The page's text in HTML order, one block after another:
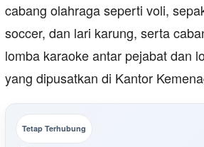
cabang olahraga seperti voli,
soccer, dan lari karung, serta
lomba karaoke antar pejabat dan
yang dipusatkan di Kantor
Tetap Terhubung